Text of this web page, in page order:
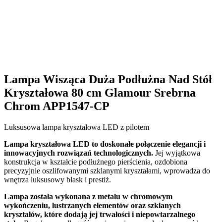
Lampa Wisząca Duża Podłużna Nad Stół
Kryształowa 80 cm Glamour Srebrna
Chrom APP1547-CP
Luksusowa lampa kryształowa LED z pilotem
Lampa kryształowa LED to doskonałe połączenie elegancji i
innowacyjnych rozwiązań technologicznych. Jej wyjątkowa
konstrukcja w kształcie podłużnego pierścienia, ozdobiona
precyzyjnie oszlifowanymi szklanymi kryształami, wprowadza do
wnętrza luksusowy blask i prestiż.
Lampa została wykonana z metalu w chromowym
wykończeniu, lustrzanych elementów oraz szklanych
kryształów, które dodają jej trwałości i niepowtarzalnego